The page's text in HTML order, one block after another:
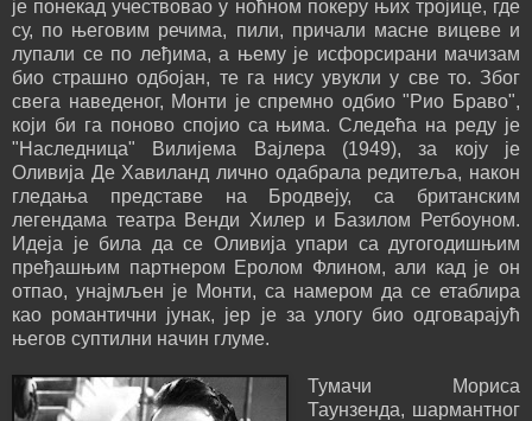
је понекад учествовао у ноћном покеру њих тројице, где
су, по његовим речима, пили, причали масне вицеве и
лупали се по леђима, а њему је исфорсирани мачизам
био страшно одбојан, те га нису увукли у све то. Због
свега наведеног, Монти је спремно одбио "Рио Браво",
који би га поново спојио са њима. Следећа на реду је
"Наследница" Вилијема Вајлера (1949), за коју је
Оливија Де Хавиланд лично одабрала редитеља, након
гледања представе на Бродвеју, са британским
легендама театра Венди Хилер и Базилом Ретбоуном.
Идеја је била да се Оливија упари са дугогодишњим
пређашњим партнером Еролом Флином, али кад је он
отпао, унајмљен је Монти, са намером да се етаблира
као романтични јунак, јер је за улогу био одговарајућ
његов суптилни начин глуме.
Тумачи Мориса
Таунзенда, шармантног